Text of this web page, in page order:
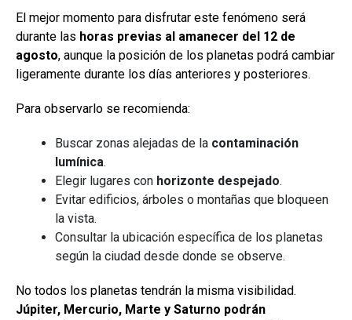
El mejor momento para disfrutar este fenómeno será
durante las horas previas al amanecer del 12 de
agosto, aunque la posición de los planetas podrá cambiar
ligeramente durante los días anteriores y posteriores.
Para observarlo se recomienda:
Buscar zonas alejadas de la contaminación
lumínica.
Elegir lugares con horizonte despejado.
Evitar edificios, árboles o montañas que bloqueen
la vista.
Consultar la ubicación específica de los planetas
según la ciudad desde donde se observe.
No todos los planetas tendrán la misma visibilidad.
Júpiter, Mercurio, Marte y Saturno podrán